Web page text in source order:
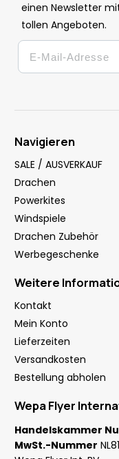
einen Newsletter
tollen Angeboten.
Email
Navigieren
SALE / AUSVERKAUF
Drachen
Powerkites
Windspiele
Drachen Zubehör
Werbegeschenke
Weitere
Kontakt
Mein Konto
Lieferzeiten
Versandkosten
Bestellung abholen
Wepa Flyer
Handelskammer
MwSt.-Nummer